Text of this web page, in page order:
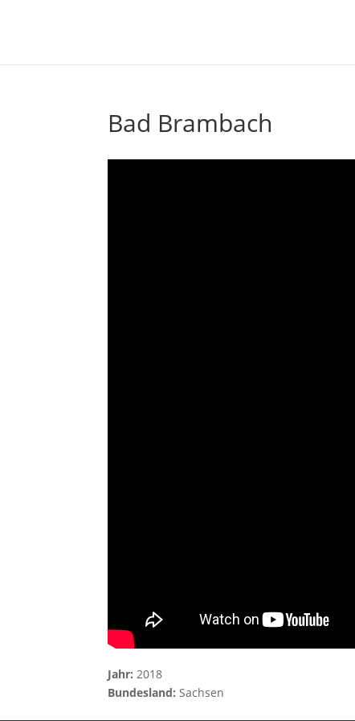
Bad Brambach
Jahr:2018
Bundesland:Sachsen